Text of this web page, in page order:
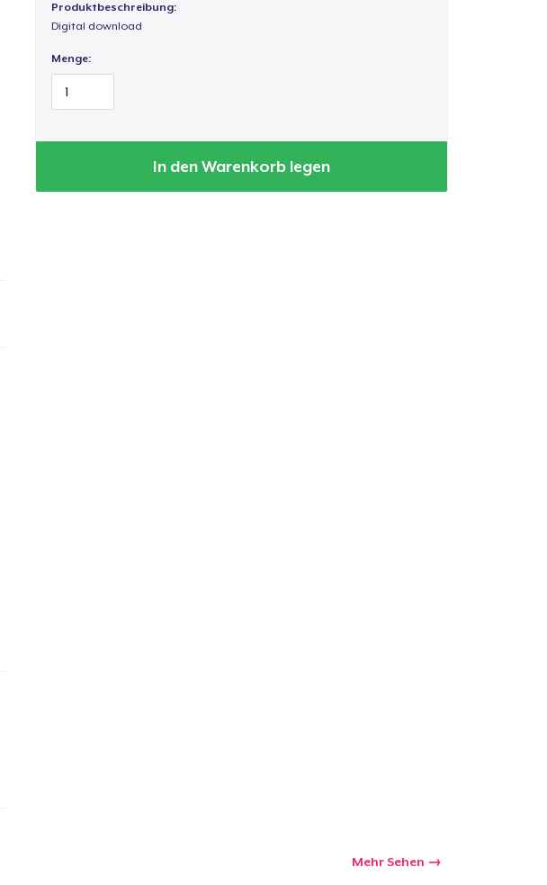
Produktbeschreibung:
Digital download
Menge:
In den Warenkorb legen
Mehr Sehen